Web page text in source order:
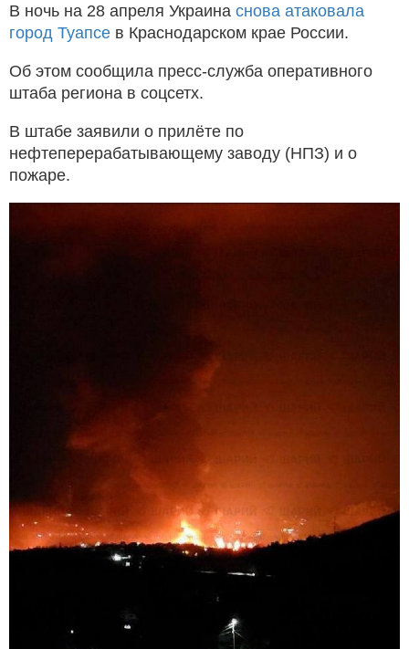
В ночь на 28 апреля Украина снова атаковала
город Туапсе в Краснодарском крае России.
Об этом сообщила пресс-служба оперативного
штаба региона в соцсетх.
В штабе заявили о прилёте по
нефтеперерабатывающему заводу (НПЗ) и о
пожаре.